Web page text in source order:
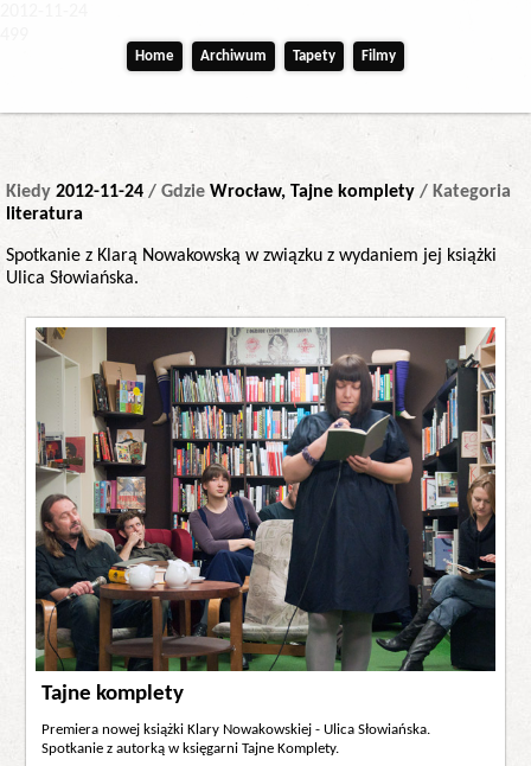
Home Archiwum Tapety Filmy
Kiedy 2012-11-24 / Gdzie Wrocław, Tajne komplety/ Kategoria
literatura
Spotkanie z Klarą Nowakowską w związku z wydaniem jej książki
Ulica Słowiańska.
Tajne komplety
Premiera nowej książki Klary Nowakowskiej - Ulica Słowiańska.
Spotkanie z autorką w księgarni Tajne Komplety.